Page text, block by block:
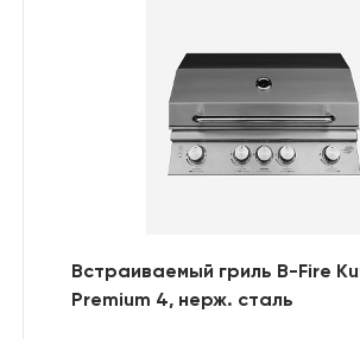
Встраиваемый гриль B-Fire
Premium 4, нерж. сталь